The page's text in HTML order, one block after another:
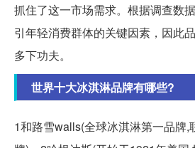
抓住了这一市场需求。根据调查数
引年轻消费群体的关键因素，因此
多下功夫。
世界十大冰淇淋品牌有哪些?
1和路雪walls(全球冰淇淋第一品牌,